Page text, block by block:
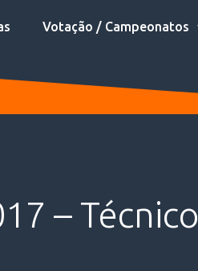
Votação / Campeonatos
– Técnico